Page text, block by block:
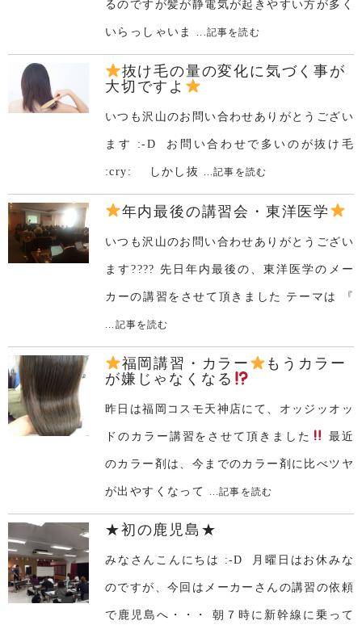
るのですが髪が静電気が起きやすい方が多く
いらっしゃいま ...記事を読む
抜け毛の量の変化に気づく事が
大切ですよ
いつも沢山のお問い合わせありがとうござい
ます :-D お問い合わせで多いのが抜け毛
:cry: しかし抜 ...記事を読む
年内最後の講習会・東洋医学
いつも沢山のお問い合わせありがとうござい
ます???? 先日年内最後の、東洋医学のメー
カーの講習をさせて頂きました テーマは 『
...記事を読む
福岡講習・カラー
もうカラー
が嫌じゃなくなる
昨日は福岡コスモ天神店にて、オッジッオッ
ドのカラー講習をさせて頂きました 最近
のカラー剤は、今までのカラー剤に比べツヤ
が出やすくなって ...記事を読む
★初の鹿児島★
みなさんこんにちは :-D 月曜日はお休みな
のですが、今回はメーカーさんの講習の依頼
で鹿児島へ・・・ 朝７時に新幹線に乗って